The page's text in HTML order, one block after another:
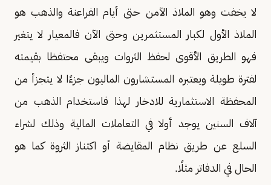
لا يخفت وهو الملاذ الآمن حتى أيام الفراعنة والذهب هو
الملاذ الأول لكبار المستثمرين وحتى الآن فالمعيار لا يتغير
فهو الطريق الأقوى لحفظ الثروات ويبقى محتفظا بقيمته
لفترة طويلة ويعتبره المستشارون الماليون جزءًا لا يتجزأ من
المحفظة الاستثمارية للادخار لهذا فاستخدام الذهب من
آلاف السنين يوجد أولا في التعاملات المالية وذلك لشراء
السلع عن طريق نظام المقايضة أو اكتناز الثروة كما هو
الحال في الدفاتر مثلًا.